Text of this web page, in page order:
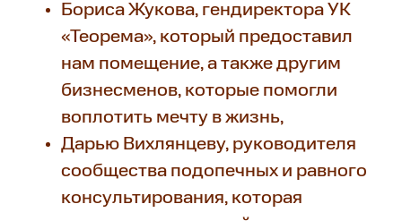
Бориса Жукова, гендиректора УК
«Теорема», который предоставил
нам помещение, а также другим
бизнесменов, которые помогли
воплотить мечту в жизнь,
Дарью Вихлянцеву, руководителя
сообщества подопечных и равного
консультирования, которая